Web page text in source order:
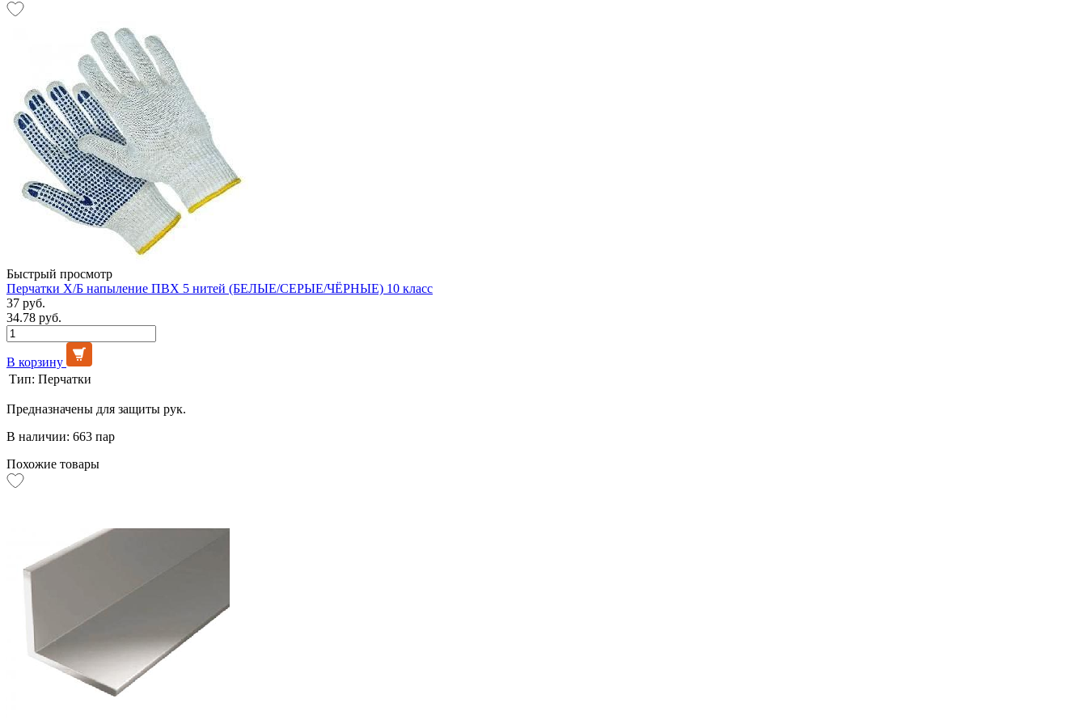
Быстрый просмотр
Перчатки Х/Б напыление ПВХ 5 нитей (БЕЛЫЕ/СЕРЫЕ/ЧЁРНЫЕ) 10 класс
37 руб.
34.78 руб.
В корзину
Тип: Перчатки
Предназначены для защиты рук.
В наличии: 663 пар
Похожие товары